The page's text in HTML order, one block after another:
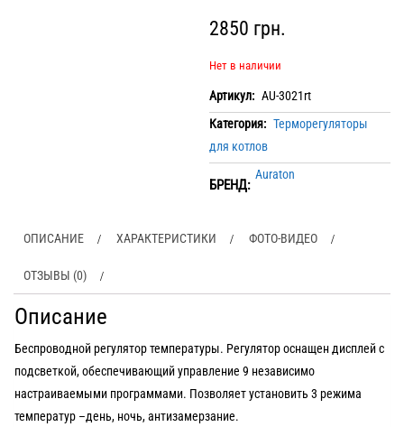
2850 грн.
Нет в наличии
Артикул: AU-3021rt
Категория: Терморегуляторы
для котлов
БРЕНД:
Auraton
ОПИСАНИЕ ХАРАКТЕРИСТИКИ ФОТО-ВИДЕО
ОТЗЫВЫ (0)
Описание
Беспроводной регулятор температуры. Регулятор оснащен дисплей с
подсветкой, обеспечивающий управление 9 независимо
настраиваемыми программами. Позволяет установить 3 режима
температур –день, ночь, антизамерзание.